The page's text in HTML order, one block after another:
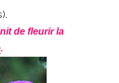
de fleurir la
.